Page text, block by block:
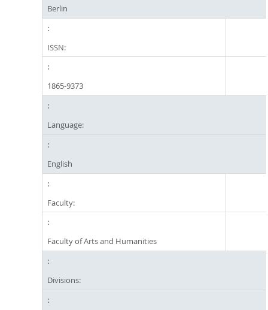
Berlin
ISSN:
1865-9373
Language:
English
Faculty:
Faculty of Arts and Humanities
Divisions: